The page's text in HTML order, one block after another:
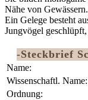
Nähe von Gewässern.
Ein Gelege besteht
Jungvögel
-Steckbrief
Name:
Wissenschaftl. Name:
Ordnung: